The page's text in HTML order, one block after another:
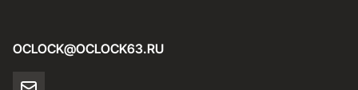
OCLOCK@OCLOCK63.RU